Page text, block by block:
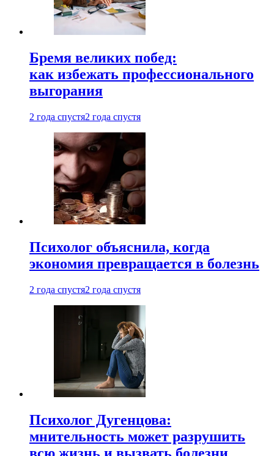
Бремя великих побед:
как избежать профессионального
выгорания
2 года спустя2 года спустя
Психолог объяснила, когда
экономия превращается в болезнь
2 года спустя2 года спустя
Психолог Дугенцова:
мнительность может разрушить